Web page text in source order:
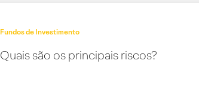
Fundos de Investimento
Quais são os principais riscos?